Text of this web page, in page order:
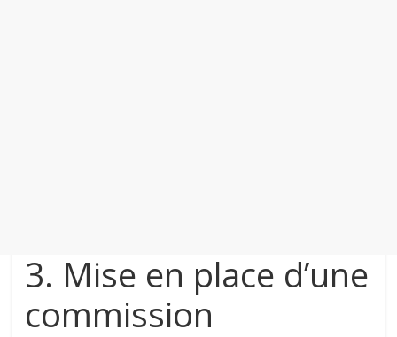
3. Mise en place d’une
commission